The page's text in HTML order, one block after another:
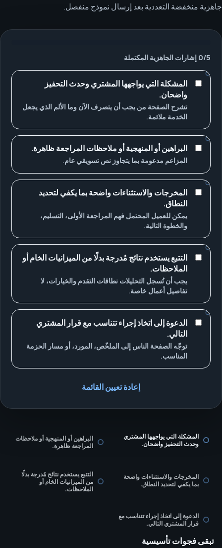
جاهزية منخفضة التعددية بعد إرسال نموذج منفصل.
0/5 إشارات الجاهزية المكتملة
المشكلة التي يواجهها المشتري وحدث التحفيز
واضحان.
تشرح الصفحة من يجب أن يتصرف الآن وما الألم الذي يجعل
الخدمة ملائمة.
البراهين أو المنهجية أو ملاحظات المراجعة ظاهرة.
المزاعم مدعومة بما يتجاوز نص تسويقي عام.
المخرجات والاستثناءات واضحة بما يكفي لتحديد
النطاق.
يمكن للعميل المحتمل فهم المراجعة الأولى، التسليم،
والخطوة التالية.
التتبع يستخدم نتائج مُدرجة بدلًا من الميزانيات الخام أو
الملاحظات.
يجب أن تُسجل التحليلات نطاقات التقدم والخيارات، لا
تفاصيل أعمال خاصة.
الدعوة إلى اتخاذ إجراء تتناسب مع قرار المشتري
التالي.
توجّه الصفحة الناس إلى الملخّص، المورد، أو مسار الحزمة
المناسب.
إعادة تعيين القائمة
المشكلة التي يواجهها المشتري
وحدث التحفيز واضحان.
البراهين أو المنهجية أو ملاحظات
المراجعة ظاهرة.
المخرجات والاستثناءات واضحة
بما يكفي لتحديد النطاق.
التتبع يستخدم نتائج مُدرجة بدلًا
من الميزانيات الخام أو
الملاحظات.
الدعوة إلى اتخاذ إجراء تتناسب مع
قرار المشتري التالي.
تبقى فجوات تأسيسية